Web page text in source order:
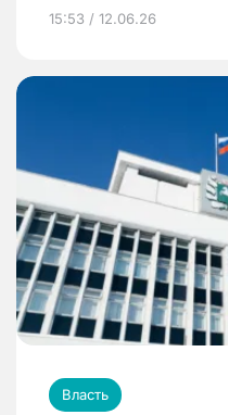
15:53 / 12.06.26
Власть